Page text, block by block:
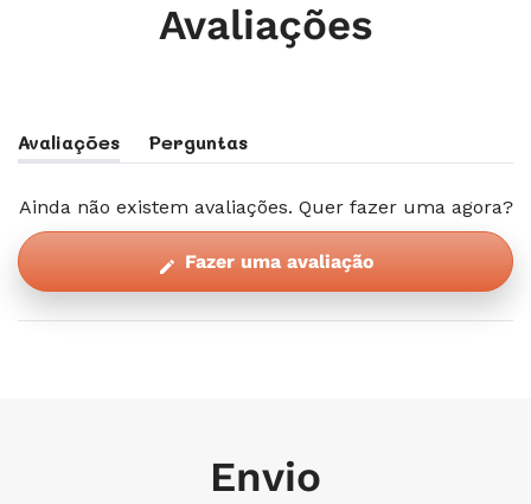
Avaliações
Avaliações
(separador
Perguntas
(separador
Ainda não existem avaliações. Quer fazer uma agora?
Fazer uma avaliação(Abre
numa
nova
Envio